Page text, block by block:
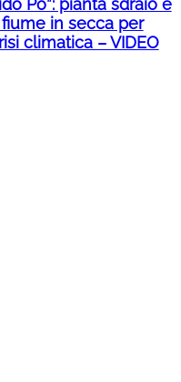
Po”: pianta sdraio e
in secca per
climatica – VIDEO